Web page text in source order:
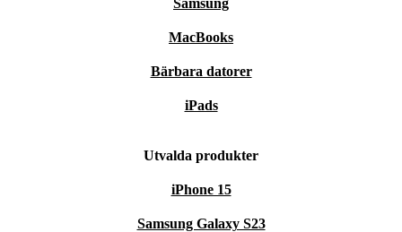
Samsung
MacBooks
Bärbara datorer
iPads
Utvalda produkter
iPhone 15
Samsung Galaxy S23